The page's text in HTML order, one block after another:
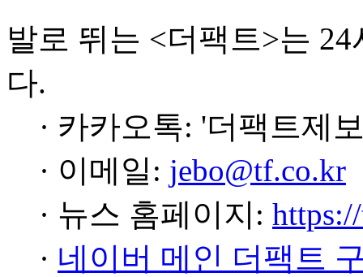
발로 뛰는 <더팩트>는
다.
· 카카오톡: '더팩트제
· 이메일: jebo@tf.co.kr
· 뉴스 홈페이지:
· 네이버 메인 더팩트